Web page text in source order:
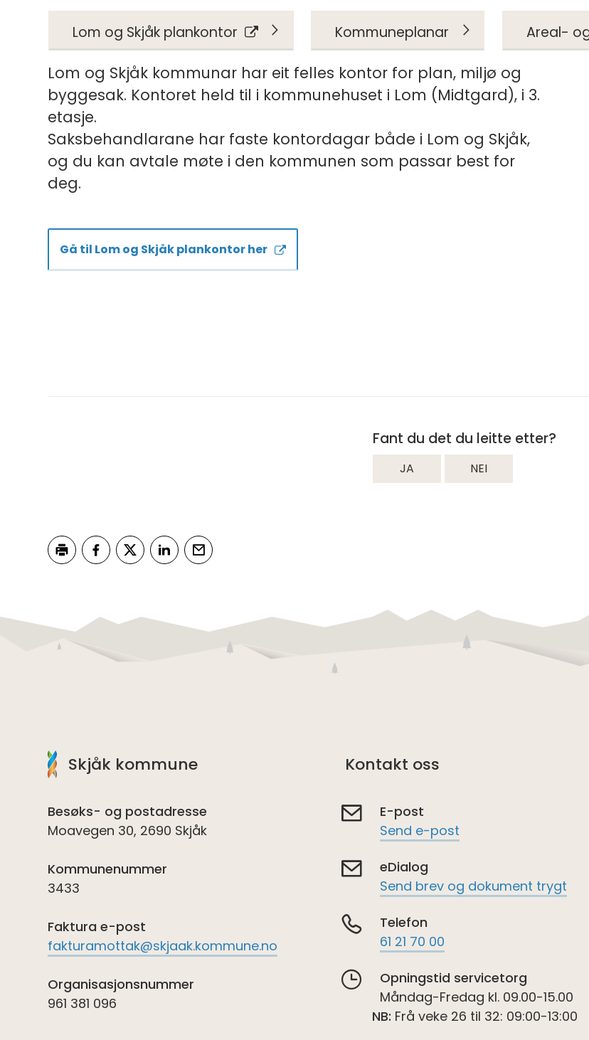
Lom og Skjåk plankontor Kommuneplanar Areal-
Lom og Skjåk kommunar har eit felles kontor for plan, miljø og
byggesak. Kontoret held til i kommunehuset i Lom (Midtgard), i 3.
etasje.
Saksbehandlarane har faste kontordagar både i Lom og Skjåk,
og du kan avtale møte i den kommunen som passar best for
deg.
Gå til Lom og Skjåk plankontor her
Fant du det du leitte etter?
JA NEI
Skjåk kommune
Besøks- og postadresse
Moavegen 30, 2690 Skjåk
Kommunenummer
3433
Faktura e-post
fakturamottak@skjaak.kommune.no
Organisasjonsnummer
961 381 096
Kontakt oss
E-post
Send e-post
eDialog
Send brev og dokument trygt
Telefon
61 21 70 00
Opningstid servicetorg
Måndag-Fredag kl. 09.00-15.00
NB: Frå veke 26 til 32: 09:00-13:00